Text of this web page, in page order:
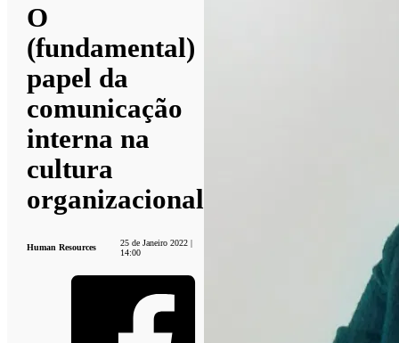
O
(fundamental)
papel da
comunicação
interna na
cultura
organizacional
Human Resources
25 de Janeiro 2022 |
14:00